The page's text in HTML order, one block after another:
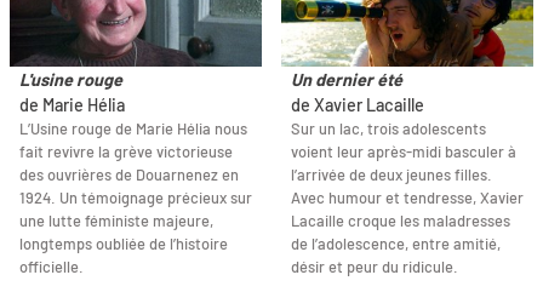
L'usine rouge
de Marie Hélia
L’Usine rouge de Marie Hélia nous
fait revivre la grève victorieuse
des ouvrières de Douarnenez en
1924. Un témoignage précieux sur
une lutte féministe majeure,
longtemps oubliée de l’histoire
officielle.
Un dernier été
de Xavier Lacaille
Sur un lac, trois adolescents
voient leur après-midi basculer à
l’arrivée de deux jeunes filles.
Avec humour et tendresse, Xavier
Lacaille croque les maladresses
de l’adolescence, entre amitié,
désir et peur du ridicule.